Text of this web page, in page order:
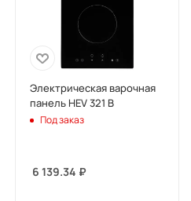
Электрическая варочная
панель HEV 321 B
Под заказ
6 139.34 ₽